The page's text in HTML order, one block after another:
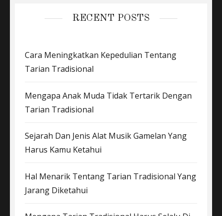
RECENT POSTS
Cara Meningkatkan Kepedulian Tentang
Tarian Tradisional
Mengapa Anak Muda Tidak Tertarik Dengan
Tarian Tradisional
Sejarah Dan Jenis Alat Musik Gamelan Yang
Harus Kamu Ketahui
Hal Menarik Tentang Tarian Tradisional Yang
Jarang Diketahui